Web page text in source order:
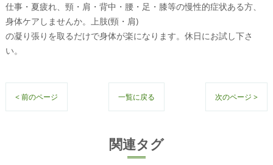
仕事・夏疲れ、頸・肩・背中・腰・足・膝等の慢性的症状ある方、
身体ケアしませんか。上肢(頸・肩)
の凝り張りを取るだけで身体が楽になります。休日にお試し下さ
い。
< 前のページ 一覧に戻る 次のページ >
関連タグ